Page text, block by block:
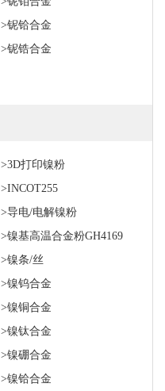
>铌铪合金
>铌锆合金
>3D打印镍粉
>INCOT255
>导电/电解镍粉
>镍基高温合金粉GH4169
>镍条/丝
>镍钨合金
>镍铜合金
>镍钛合金
>镍硼合金
>镍铪合金